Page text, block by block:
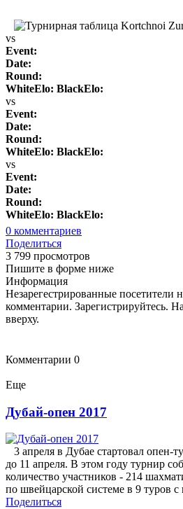
vs
Event:
Date:
Round:
WhiteElo: BlackElo:
vs
Event:
Date:
Round:
WhiteElo: BlackElo:
vs
Event:
Date:
Round:
WhiteElo: BlackElo:
0 комментариев
Поделиться
3 799 просмотров
Пишите в форме ниже
Информация
Незарегестрированные посетители
комментарии. Зарегистрируйтесь.
вверху.
Комментарии 0
Еще
Дубай-опен 2017
3 апреля в Дубае стартовал опен-
до 11 апреля. В этом году турнир
количество участников - 214
по швейцарской системе в 9 туров с
Поделиться